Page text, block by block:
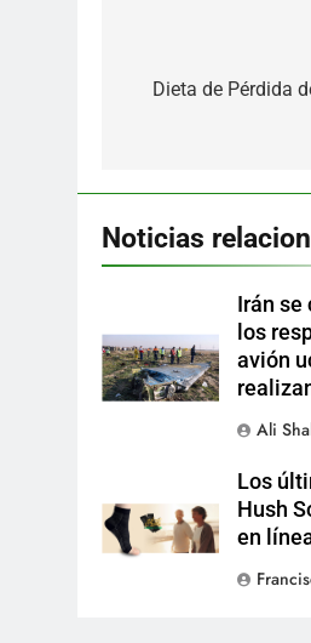
deDieta de Pérdida
Noticias
Irán
los
avión
Ali
Los
Hush
en